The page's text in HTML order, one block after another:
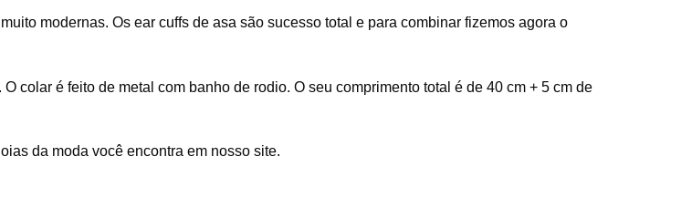
modernas. Os ear cuffs de asa são sucesso total e para combinar fizemos agora o
colar é feito de metal com banho de rodio. O seu comprimento total é de 40 cm + 5 cm de
da moda você encontra em nosso site.